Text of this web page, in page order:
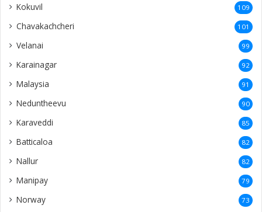
Kokuvil 109
Chavakachcheri 101
Velanai 99
Karainagar 92
Malaysia 91
Neduntheevu 90
Karaveddi 85
Batticaloa 82
Nallur 82
Manipay 79
Norway 73